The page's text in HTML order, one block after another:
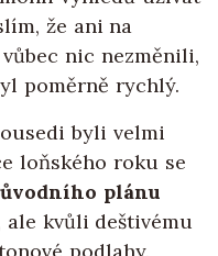
že ani na
nic nezměnili,
poměrně rychlý.
byli velmi
loňského roku se
plánu
ale kvůli deštivému